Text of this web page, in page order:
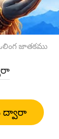
జాతకము
ద్వారా